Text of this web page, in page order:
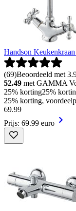
Handson
(69)Beoordeeld met
52.49 met GAMMA
25% korting25%
25% korting,
69.99
Prijs: 69.99 euro